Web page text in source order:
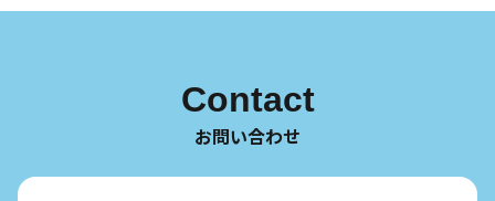
Contact
お問い合わせ